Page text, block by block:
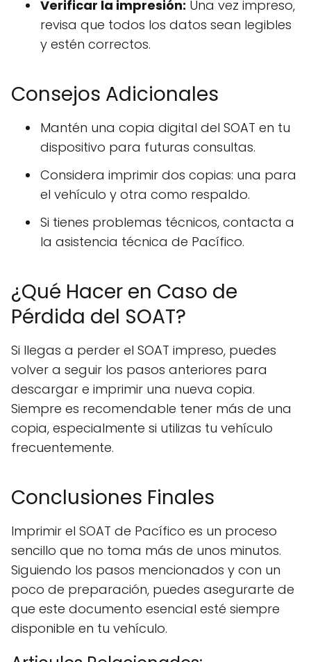
Verificar la impresión: Una vez impreso,
revisa que todos los datos sean legibles
y estén correctos.
Consejos Adicionales
Mantén una copia digital del SOAT en tu
dispositivo para futuras consultas.
Considera imprimir dos copias: una para
el vehículo y otra como respaldo.
Si tienes problemas técnicos, contacta a
la asistencia técnica de Pacífico.
¿Qué Hacer en Caso de
Pérdida del SOAT?
Si llegas a perder el SOAT impreso, puedes
volver a seguir los pasos anteriores para
descargar e imprimir una nueva copia.
Siempre es recomendable tener más de una
copia, especialmente si utilizas tu vehículo
frecuentemente.
Conclusiones Finales
Imprimir el SOAT de Pacífico es un proceso
sencillo que no toma más de unos minutos.
Siguiendo los pasos mencionados y con un
poco de preparación, puedes asegurarte de
que este documento esencial esté siempre
disponible en tu vehículo.